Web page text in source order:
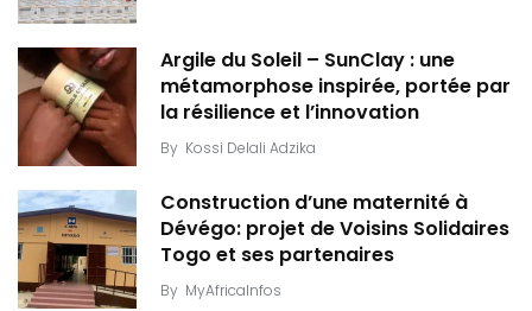
Argile du Soleil – SunClay : une
métamorphose inspirée, portée par
la résilience et l’innovation
By Kossi Delali Adzika
Construction d’une maternité à
Dévégo: projet de Voisins Solidaires
Togo et ses partenaires
By MyAfricaInfos